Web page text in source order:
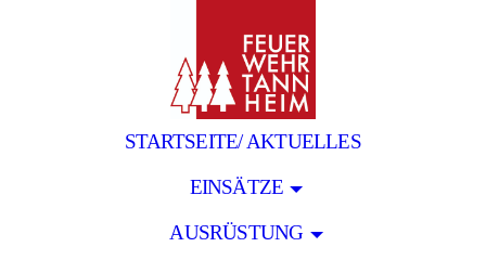
STARTSEITE/ AKTUELLES
EINSÄTZE
AUSRÜSTUNG